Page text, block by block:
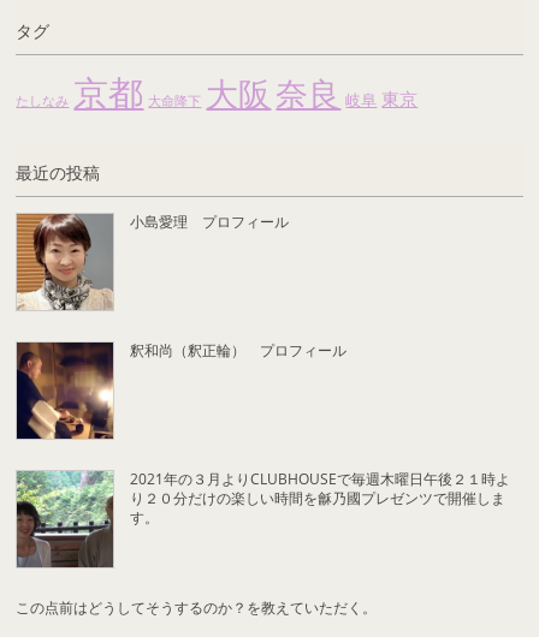
タグ
たしなみ 京都 大命降下 大阪 奈良 岐阜 東京
最近の投稿
小島愛理 プロフィール
釈和尚（釈正輪） プロフィール
2021年の３月よりCLUBHOUSEで毎週木曜日午後２１時よ
り２０分だけの楽しい時間を龢乃國プレゼンツで開催しま
す。
この点前はどうしてそうするのか？を教えていただく。